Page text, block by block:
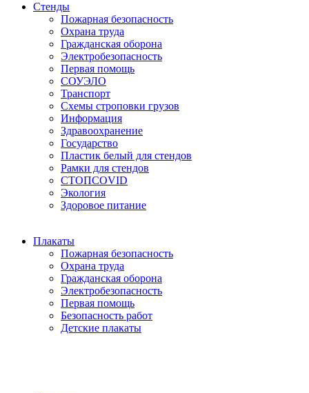
Стенды
Пожарная безопасность
Охрана труда
Гражданская оборона
Электробезопасность
Первая помощь
СОУЭЛО
Транспорт
Схемы строповки грузов
Информация
Здравоохранение
Государство
Пластик белый для стендов
Рамки для стендов
СТОПCOVID
Экология
Здоровое питание
Плакаты
Пожарная безопасность
Охрана труда
Гражданская оборона
Электробезопасность
Первая помощь
Безопасность работ
Детские плакаты